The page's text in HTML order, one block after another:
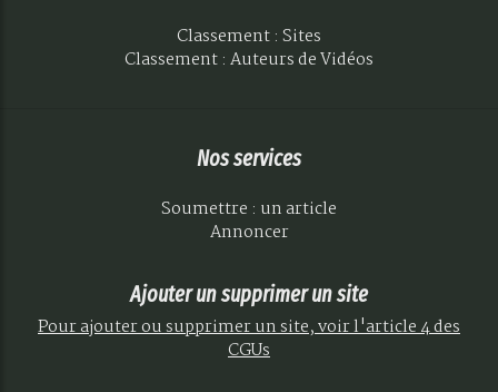
Classement : Sites
Classement : Auteurs de Vidéos
Nos services
Soumettre : un article
Annoncer
Ajouter un supprimer un site
Pour ajouter ou supprimer un site, voir l'article 4 des
CGUs